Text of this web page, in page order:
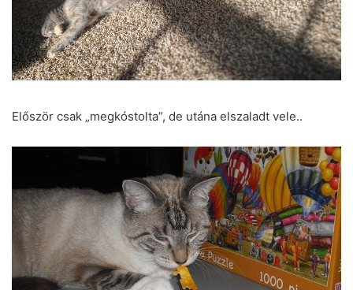
Először csak „megkóstolta”, de utána elszaladt vele..